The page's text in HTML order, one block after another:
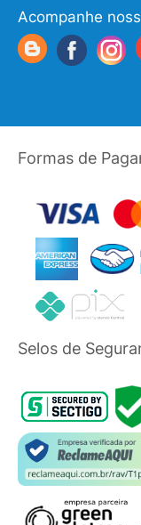
Acompanhe
Formas de
Selos de